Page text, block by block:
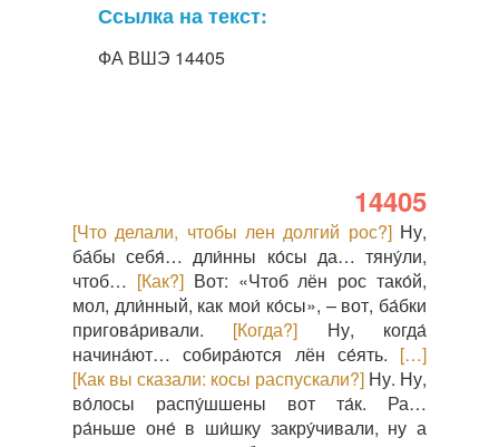
Ссылка на текст:
ФА ВШЭ 14405
14405
[Что делали, чтобы лен долгий рос?]Ну,
ба́бы себя́… дли́нны ко́сы да… тяну́ли,
чтоб… [Как?]Вот: «Чтоб лён рос тако́й,
мол, дли́нный, как мои́ ко́сы», – вот, ба́бки
пригова́ривали. [Когда?] Ну, когда́
начина́ют… собира́ются лён се́ять. […]
[Как вы сказали: косы распускали?] Ну. Ну,
во́лосы распу́шшены вот та́к. Ра…
ра́ньше оне́ в ши́шку закру́чивали, ну а